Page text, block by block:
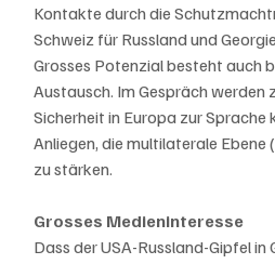
Kontakte durch die
Schweiz für Russland und
Grosses Potenzial besteht auch
Austausch. Im Gespräch werden
Sicherheit in Europa zur Sprache
Anliegen, die multilaterale Ebene
zu stärken.
Grosses Medieninteresse
Dass der USA-Russland-Gipfel